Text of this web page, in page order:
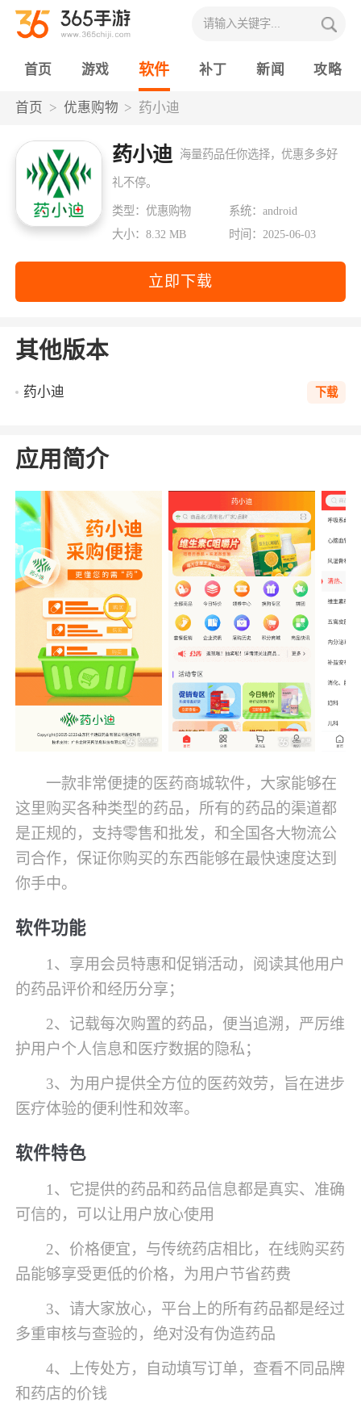
首页 游戏 软件 补丁 新闻 攻略
首页 优惠购物 药小迪
药小迪 海量药品任你选择，优惠多多好
礼不停。
类型：优惠购物
系统：android
大小：8.32 MB
时间：2025-06-03
立即下载
其他版本
药小迪 下载
应用简介
一款非常便捷的医药商城软件，大家能够在
这里购买各种类型的药品，所有的药品的渠道都
是正规的，支持零售和批发，和全国各大物流公
司合作，保证你购买的东西能够在最快速度达到
你手中。
软件功能
1、享用会员特惠和促销活动，阅读其他用户
的药品评价和经历分享；
2、记载每次购置的药品，便当追溯，严厉维
护用户个人信息和医疗数据的隐私；
3、为用户提供全方位的医药效劳，旨在进步
医疗体验的便利性和效率。
软件特色
1、它提供的药品和药品信息都是真实、准确
可信的，可以让用户放心使用
2、价格便宜，与传统药店相比，在线购买药
品能够享受更低的价格，为用户节省药费
3、请大家放心，平台上的所有药品都是经过
多重审核与查验的，绝对没有伪造药品
4、上传处方，自动填写订单，查看不同品牌
和药店的价钱